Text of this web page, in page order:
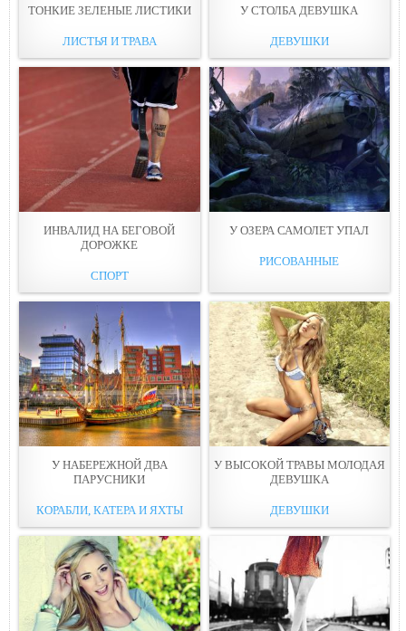
ТОНКИЕ ЗЕЛЕНЫЕ ЛИСТИКИ
ЛИСТЬЯ И ТРАВА
У СТОЛБА ДЕВУШКА
ДЕВУШКИ
ИНВАЛИД НА БЕГОВОЙ
ДОРОЖКЕ
СПОРТ
У ОЗЕРА САМОЛЕТ УПАЛ
РИСОВАННЫЕ
У НАБЕРЕЖНОЙ ДВА
ПАРУСНИКИ
КОРАБЛИ, КАТЕРА И ЯХТЫ
У ВЫСОКОЙ ТРАВЫ МОЛОДАЯ
ДЕВУШКА
ДЕВУШКИ